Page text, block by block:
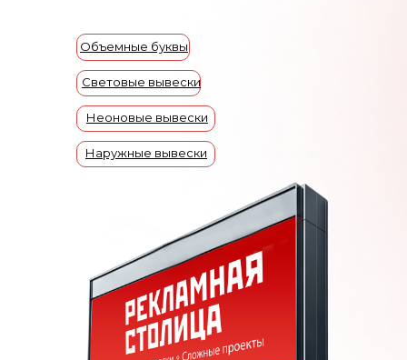
Вывески-баннеры
Фасадные вывески
Световой короб
Светодиодные вывески
Для бизнеса
Вывески для стоматологии
Вывески для магазина
Вывески для автосервиса
Проект рекламной вывески
Акции
Цены
Портфолио
Клиенты
Контакты
Световые вывески
Объемные буквы
Неоновые вывески
Наружные вывески